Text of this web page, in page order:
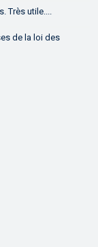
Très utile....
de la loi des